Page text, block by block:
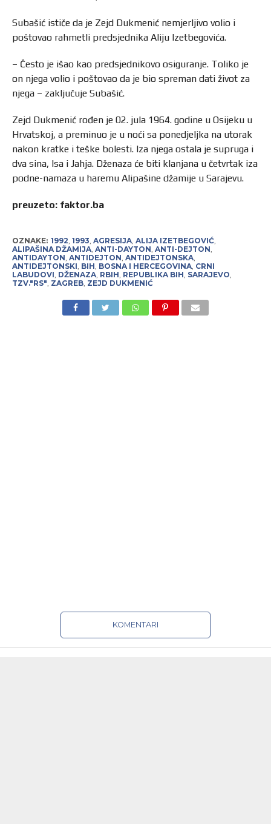
Subašić ističe da je Zejd Dukmenić nemjerljivo volio i
poštovao rahmetli predsjednika Aliju Izetbegovića.
– Često je išao kao predsjednikovo osiguranje. Toliko je
on njega volio i poštovao da je bio spreman dati život za
njega – zaključuje Subašić.
Zejd Dukmenić rođen je 02. jula 1964. godine u Osijeku u
Hrvatskoj, a preminuo je u noći sa ponedjeljka na utorak
nakon kratke i teške bolesti. Iza njega ostala je supruga i
dva sina, Isa i Jahja. Dženaza će biti klanjana u četvrtak iza
podne-namaza u haremu Alipašine džamije u Sarajevu.
preuzeto: faktor.ba
OZNAKE: 1992, 1993, AGRESIJA, ALIJA IZETBEGOVIĆ,
ALIPAŠINA DŽAMIJA, ANTI-DAYTON, ANTI-DEJTON,
ANTIDAYTON, ANTIDEJTON, ANTIDEJTONSKA,
ANTIDEJTONSKI, BIH, BOSNA I HERCEGOVINA, CRNI
LABUDOVI, DŽENAZA, RBIH, REPUBLIKA BIH, SARAJEVO,
TZV."RS", ZAGREB, ZEJD DUKMENIĆ
KOMENTARI